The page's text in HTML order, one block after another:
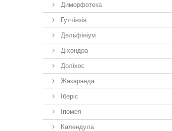
Диморфотека
Гутчінзія
Дельфініум
Діхондра
Доліхос
Жакаранда
Іберiс
Іпомея
Календула